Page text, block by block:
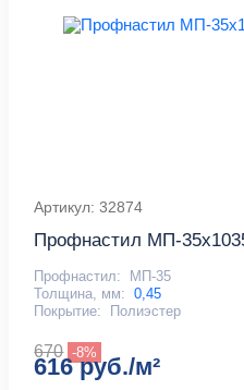
Артикул: 32874
Профнастил МП-
Профнастил:
МП-35
Толщина, мм: 0,45
Покрытие:
Полиэстер
670 -8%
616 руб./м²